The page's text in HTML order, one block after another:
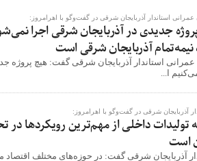
عمرانی استاندار آذربایجان شرقی در گفت‌وگو با اهرامروز:
نیمه‌تمام آذربایجان شرقی است
عمرانی استاندار آذربایجان شرقی گفت: هیچ پروژه
ا...
آذربایجان شرقی در گفت‌وگو با اهرامروز:
تولیدات داخلی از مهم‌ترین رویکردها در
است
آذربایجان شرقی گفت: در حوزه‌های مختلف اقتصاد